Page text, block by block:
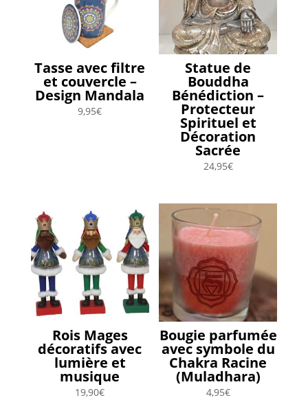
Tasse avec filtre
et couvercle –
Design Mandala
9,95€
Statue de
Bouddha
Bénédiction –
Protecteur
Spirituel et
Décoration
Sacrée
24,95€
Rois Mages
décoratifs avec
lumière et
musique
19,90€
Bougie parfumée
avec symbole du
Chakra Racine
(Muladhara)
4,95€